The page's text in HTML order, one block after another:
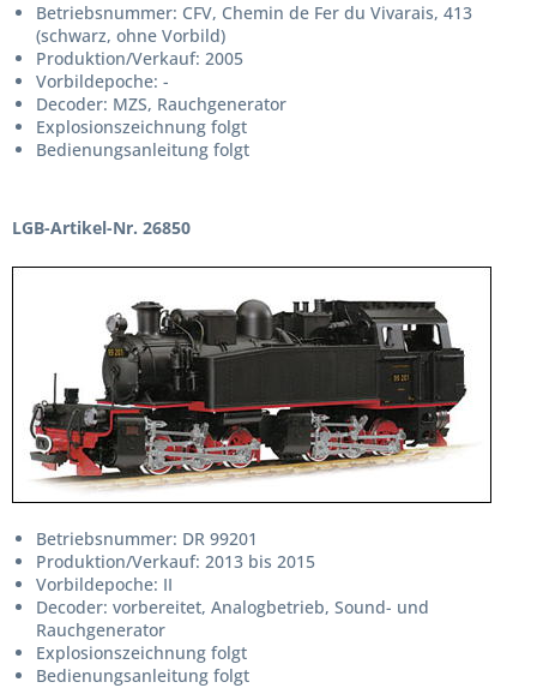
Betriebsnummer: CFV, Chemin de Fer du Vivarais, 413
(schwarz, ohne Vorbild)
Produktion/Verkauf: 2005
Vorbildepoche: -
Decoder: MZS, Rauchgenerator
Explosionszeichnung folgt
Bedienungsanleitung folgt
LGB-Artikel-Nr. 26850
Betriebsnummer: DR 99201
Produktion/Verkauf: 2013 bis 2015
Vorbildepoche: II
Decoder: vorbereitet, Analogbetrieb, Sound- und
Rauchgenerator
Explosionszeichnung folgt
Bedienungsanleitung folgt